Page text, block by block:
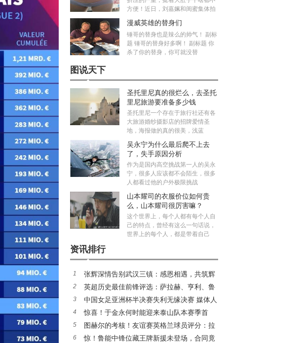
方便！近日，刘嘉姵和闺蜜集体拍
漫威英雄的替身们
锤哥的替身也是辣么的帅气！ 副标
题 锤哥的替身好多啊！ 副标题 你
杀了你的替身，你可就没替
图说天下
圣托里尼真的很烂么，去圣托
里尼旅游要准备多少钱
圣托里尼一个存在于旅行社还有各
大旅游婚纱摄影店的招牌爱情圣
地，海报做的真的很美，浅蓝
吴永宁为什么最后爬不上去
了，失手原因分析
作为是国内高空挑战第一人的吴永
宁，很多人应该都不会陌生，很多
人都看过他的户外极限挑战
山本耀司的衣服价位如何贵
么，山本耀司很厉害嘛？
这个世界上，每个人都有每个人自
己的特点，曾经有这么一句话说，
世界上的每个人，都是带着自己
资讯排行
1
张辉深情告别武汉三镇：感恩相遇，共筑辉
煌旅程
2
英超历史最佳前锋评选：萨拉赫、亨利、鲁
尼、C罗等巨星入围
3
中国女足亚洲杯半决赛失利无缘决赛 媒体人
热议米利西奇去留
4
惊喜！于金永何时能迎来泰山队本赛季首
秀？或成王大雷理想接班人
5
图赫尔的考核！友谊赛英格兰球员评分：拉
师傅独秀 本怀特回归抢戏
6
惊！鲁能中锋位藏王牌新援未登场，合同竟